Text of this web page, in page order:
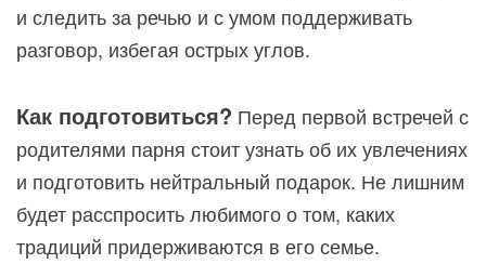
и следить за речью и с умом поддерживать
разговор, избегая острых углов.
Как подготовиться? Перед первой встречей с
родителями парня стоит узнать об их увлечениях
и подготовить нейтральный подарок. Не лишним
будет расспросить любимого о том, каких
традиций придерживаются в его семье.